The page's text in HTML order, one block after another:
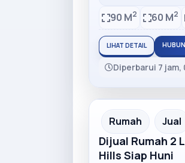
90 M2 60 M2
LIHAT DETAIL
Diperbarui 7
Recommended
Rumah Jual
Dijual Rumah 2
Hills Siap Huni